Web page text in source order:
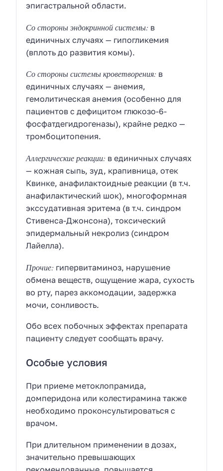
эпигастральной области.
Со стороны эндокринной системы: в
единичных случаях — гипогликемия
(вплоть до развития комы).
Со стороны системы кроветворения: в
единичных случаях — анемия,
гемолитическая анемия (особенно для
пациентов с дефицитом глюкозо-6-
фосфатдегидрогеназы), крайне редко —
тромбоцитопения.
Аллергические реакции: в единичных случаях
— кожная сыпь, зуд, крапивница, отек
Квинке, анафилактоидные реакции (в т.ч.
анафилактический шок), многоформная
экссудативная эритема (в т.ч. синдром
Стивенса-Джонсона), токсический
эпидермальный некролиз (синдром
Лайелла).
Прочие: гипервитаминоз, нарушение
обмена веществ, ощущение жара, сухость
во рту, парез аккомодации, задержка
мочи, сонливость.
Обо всех побочных эффектах препарата
пациенту следует сообщать врачу.
Особые условия
При приеме метоклопрамида,
домперидона или колестирамина также
необходимо проконсультироваться с
врачом.
При длительном применении в дозах,
значительно превышающих